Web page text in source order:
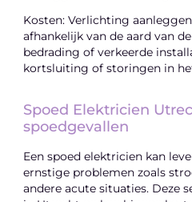
Kosten: Verlichting
afhankelijk van de aard van
bedrading of verkeerde
kortsluiting of storingen in
Spoed Elektricien
spoedgevallen
Een spoed elektricien kan
ernstige problemen zoals
andere acute situaties. Deze